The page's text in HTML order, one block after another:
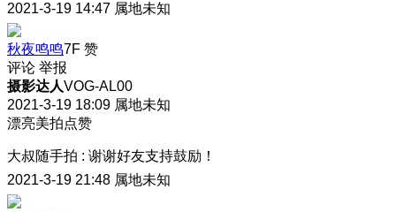
2021-3-19 14:47 属地未知
秋夜鸣鸣7F 赞
评论 举报
摄影达人VOG-AL00
2021-3-19 18:09 属地未知
漂亮美拍点赞
大叔随手拍 : 谢谢好友支持鼓励！
2021-3-19 21:48 属地未知